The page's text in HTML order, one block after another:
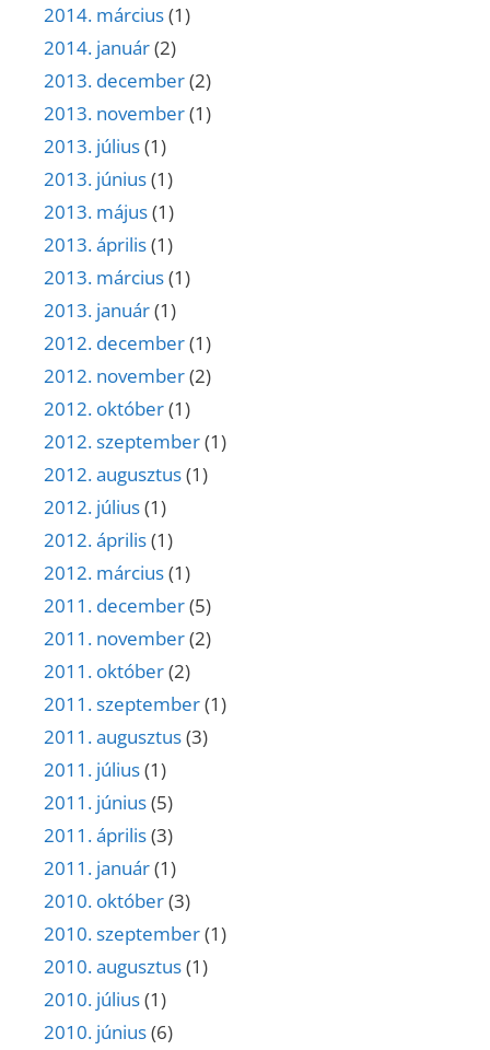
2014. március(1)
2014. január(2)
2013. december(2)
2013. november(1)
2013. július(1)
2013. június(1)
2013. május(1)
2013. április(1)
2013. március(1)
2013. január(1)
2012. december(1)
2012. november(2)
2012. október(1)
2012. szeptember(1)
2012. augusztus(1)
2012. július(1)
2012. április(1)
2012. március(1)
2011. december(5)
2011. november(2)
2011. október(2)
2011. szeptember(1)
2011. augusztus(3)
2011. július(1)
2011. június(5)
2011. április(3)
2011. január(1)
2010. október(3)
2010. szeptember(1)
2010. augusztus(1)
2010. július(1)
2010. június(6)